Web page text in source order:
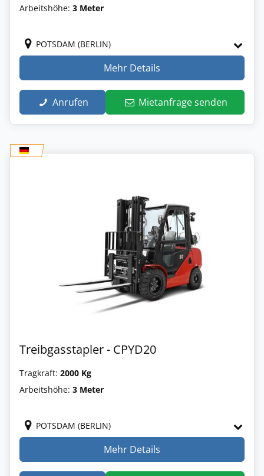
Arbeitshöhe: 3 Meter
POTSDAM (BERLIN)
Mehr Details
Anrufen Mietanfrage senden
Treibgasstapler - CPYD20
Tragkraft: 2000 Kg
Arbeitshöhe: 3 Meter
POTSDAM (BERLIN)
Mehr Details